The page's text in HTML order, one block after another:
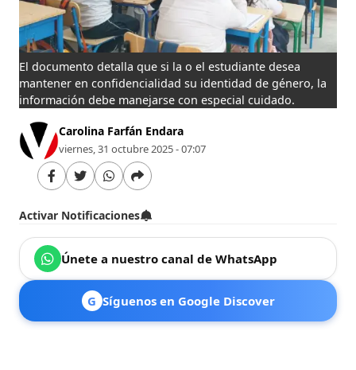
El documento detalla que si la o el estudiante desea
mantener en confidencialidad su identidad de género, la
información debe manejarse con especial cuidado.
Carolina Farfán Endara
viernes, 31 octubre 2025 - 07:07
Activar Notificaciones
Únete a nuestro canal de WhatsApp
G Síguenos en Google Discover